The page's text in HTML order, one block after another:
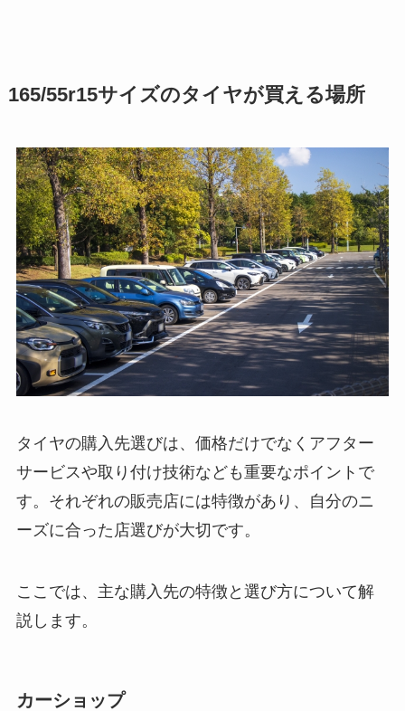
165/55r15サイズのタイヤが買える場所
タイヤの購入先選びは、価格だけでなくアフター
サービスや取り付け技術なども重要なポイントで
す。それぞれの販売店には特徴があり、自分のニ
ーズに合った店選びが大切です。
ここでは、主な購入先の特徴と選び方について解
説します。
カーショップ